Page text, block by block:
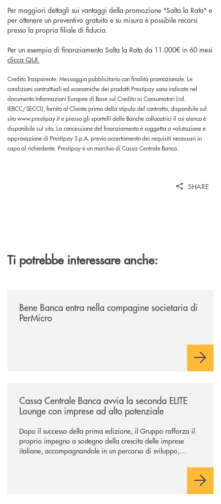
Per maggiori dettagli sui vantaggi della promozione "Salta la Rata" e
per ottenere un preventivo gratuito e su misura è possibile recarsi
presso la propria filiale di fiducia.
Per un esempio di finanziamento Salta la Rata da 11.000€ in 60 mesi
clicca QUI.
Credito Trasparente: Messaggio pubblicitario con finalità promozionale. Le
condizioni contrattuali ed economiche dei prodotti Prestipay sono indicate nel
documento Informazioni Europee di Base sul Credito ai Consumatori (cd.
IEBCC/SECCI), fornito al Cliente prima della stipula del contratto, disponibile sul
sito www.prestipay.it e presso gli sportelli delle Banche collocatrici il cui elenco è
disponibile sul sito. La concessione del finanziamento è soggetta a valutazione e
approvazione di Prestipay S.p.A. previo accertamento dei requisiti necessari in
capo al richiedente. Prestipay è un marchio di Cassa Centrale Banca.
SHARE
Ti potrebbe interessare anche:
Bene Banca entra nella compagine societaria di
PerMicro
Cassa Centrale Banca avvia la seconda ELITE
Lounge con imprese ad alto potenziale
Dopo il successo della prima edizione, il Gruppo rafforza il
proprio impegno a sostegno della crescita delle imprese
italiane, accompagnandole in un percorso di sviluppo,